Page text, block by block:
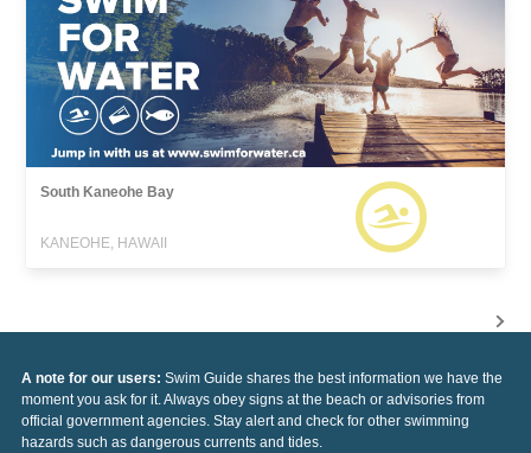
South Kaneohe Bay
KANEOHE, HAWAII
A note for our users: Swim Guide shares the best information we have the
moment you ask for it. Always obey signs at the beach or advisories from
official government agencies. Stay alert and check for other swimming
hazards such as dangerous currents and tides.